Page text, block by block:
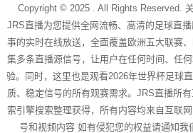
Copyright © 2025 . All Rights Reserved.
JRS直播为您提供全网流畅、高清的足球直
事的实时在线放送，全面覆盖欧洲五大联赛
集多条直播源信号，让用户在任何时间、任
验。同时，这里也是观看2026年世界杯足球
质、稳定信号的所有观赛需求。JRS直播所
索引擎搜索整理获得，所有内容均来自互联
号和视频内容 如有侵犯您的权益请通知我